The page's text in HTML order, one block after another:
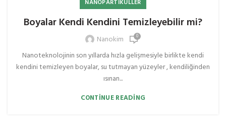
NANOPARTIKÜLLER
Boyalar Kendi Kendini Temizleyebilir mi?
Nanokim 0
Nanoteknolojinin son yıllarda hızla gelişmesiyle birlikte kendi
kendini temizleyen boyalar, su tutmayan yüzeyler , kendiliğinden
ısınan...
CONTINUE READING